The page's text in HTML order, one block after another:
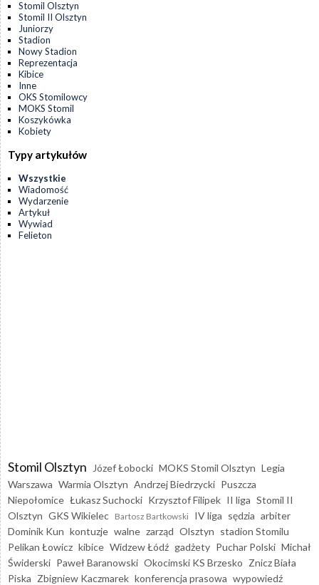
Stomil Olsztyn
Stomil II Olsztyn
Juniorzy
Stadion
Nowy Stadion
Reprezentacja
Kibice
Inne
OKS Stomilowcy
MOKS Stomil
Koszykówka
Kobiety
Typy artykułów
Wszystkie
Wiadomość
Wydarzenie
Artykuł
Wywiad
Felieton
Stomil Olsztyn Józef Łobocki MOKS Stomil Olsztyn Legia
Warszawa Warmia Olsztyn Andrzej Biedrzycki Puszcza
Niepołomice Łukasz Suchocki Krzysztof Filipek II liga Stomil II
Olsztyn GKS Wikielec Bartosz Bartkowski IV liga sędzia arbiter
Dominik Kun kontuzje walne zarząd Olsztyn stadion Stomilu
Pelikan Łowicz kibice Widzew Łódź gadżety Puchar Polski Michał
Świderski Paweł Baranowski Okocimski KS Brzesko Znicz Biała
Piska Zbigniew Kaczmarek konferencja prasowa wypowiedź